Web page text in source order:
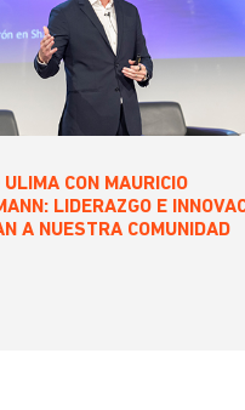
ULIMA CON MAURICIO
LIDERAZGO E
A NUESTRA COMUNIDAD